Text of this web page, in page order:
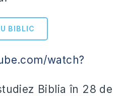
BIBLIC
watch?
Biblia în 28 de